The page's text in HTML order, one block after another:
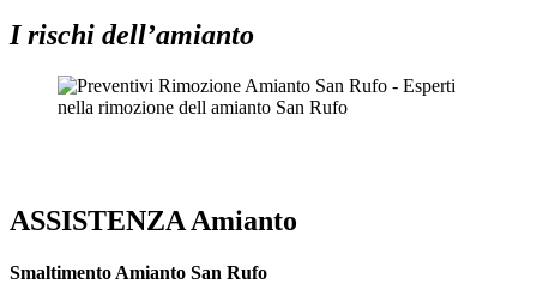
I rischi dell’amianto
ASSISTENZA Amianto
Smaltimento Amianto San Rufo